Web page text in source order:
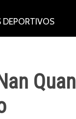
DEPORTIVOS